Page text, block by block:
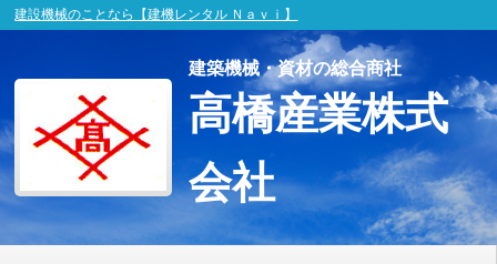
建設機械のことなら【建機レンタル Ｎａｖｉ】
建築機械・資材の総合商社
高橋産業株式
会社